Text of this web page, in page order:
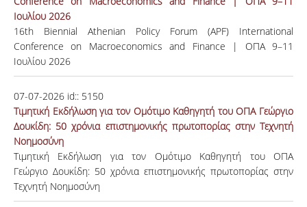
Ιουλίου 2026
16th Biennial Athenian Policy Forum (APF) International
Conference on Macroeconomics and Finance | ΟΠΑ 9–11
Ιουλίου 2026
07-07-2026 id:: 5150
Τιμητική Εκδήλωση για τον Ομότιμο Καθηγητή του ΟΠΑ Γεώργιο
Δουκίδη: 50 χρόνια επιστημονικής πρωτοπορίας στην Τεχνητή
Νοημοσύνη
Τιμητική Εκδήλωση για τον Ομότιμο Καθηγητή του ΟΠΑ
Γεώργιο Δουκίδη: 50 χρόνια επιστημονικής πρωτοπορίας στην
Τεχνητή Νοημοσύνη